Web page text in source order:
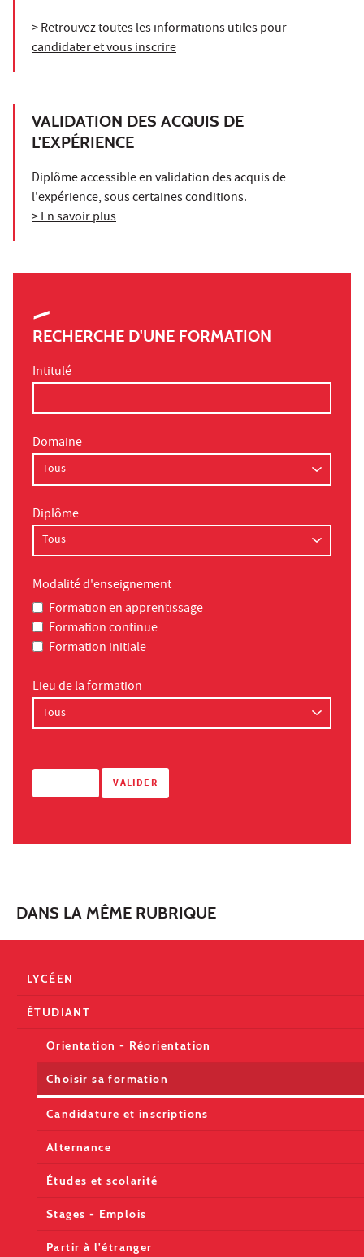
> Retrouvez toutes les informations utiles pour
candidater et vous inscrire
VALIDATION DES ACQUIS DE
L'EXPÉRIENCE
Diplôme accessible en validation des acquis de
l'expérience, sous certaines conditions.
> En savoir plus
RECHERCHE D'UNE FORMATION
Intitulé
Domaine
Diplôme
Modalité d'enseignement
Formation en apprentissage
Formation continue
Formation initiale
Lieu de la formation
DANS LA MÊME RUBRIQUE
LYCÉEN
ÉTUDIANT
Orientation - Réorientation
Choisir sa formation
Candidature et inscriptions
Alternance
Études et scolarité
Stages - Emplois
Partir à l'étranger